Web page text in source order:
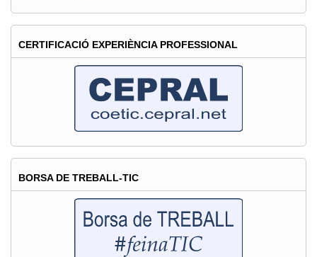
CERTIFICACIÓ EXPERIÈNCIA PROFESSIONAL
BORSA DE TREBALL-TIC